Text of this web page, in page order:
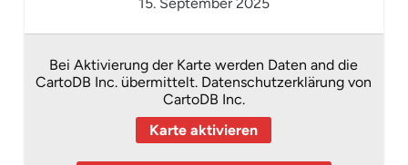
Bei Aktivierung der Karte werden Daten and die
CartoDB Inc. übermittelt. Datenschutzerklärung von
CartoDB Inc.
Karte aktivieren